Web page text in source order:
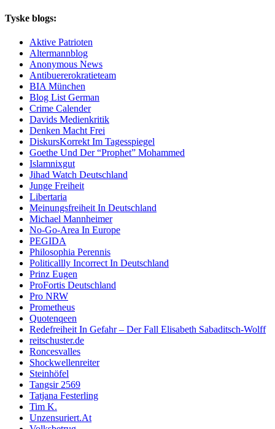
Tyske blogs:
Aktive Patrioten
Altermannblog
Anonymous News
Antibuererokratieteam
BIA München
Blog List German
Crime Calender
Davids Medienkritik
Denken Macht Frei
DiskursKorrekt Im Tagesspiegel
Goethe Und Der “Prophet” Mohammed
Islamnixgut
Jihad Watch Deutschland
Junge Freiheit
Libertaria
Meinungsfreiheit In Deutschland
Michael Mannheimer
No-Go-Area In Europe
PEGIDA
Philosophia Perennis
Politicallly Incorrect In Deutschland
Prinz Eugen
ProFortis Deutschland
Pro NRW
Prometheus
Quotenqeen
Redefreiheit In Gefahr – Der Fall Elisabeth Sabaditsch-Wolff
reitschuster.de
Roncesvalles
Shockwellenreiter
Steinhöfel
Tangsir 2569
Tatjana Festerling
Tim K.
Unzensuriert.At